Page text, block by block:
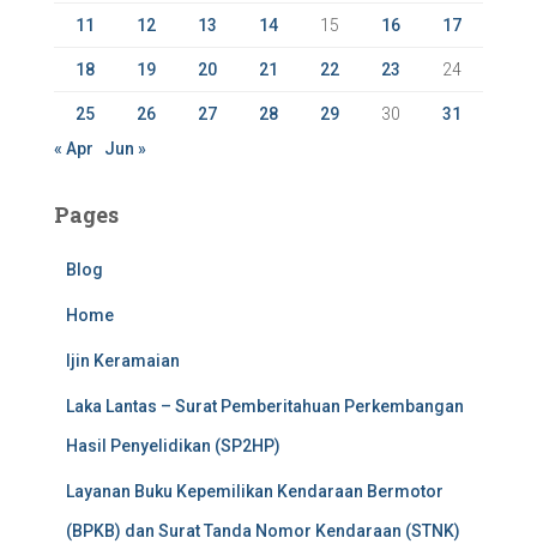
11 12 13 14 15 16 17
18 19 20 21 22 23 24
25 26 27 28 29 30
31
« Apr
Jun »
Pages
Blog
Home
Ijin Keramaian
Laka Lantas – Surat Pemberitahuan Perkembangan
Hasil Penyelidikan (SP2HP)
Layanan Buku Kepemilikan Kendaraan Bermotor
(BPKB) dan Surat Tanda Nomor Kendaraan (STNK)